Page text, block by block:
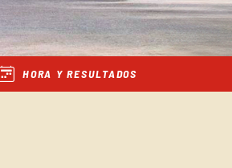
HORA Y RESULTADOS